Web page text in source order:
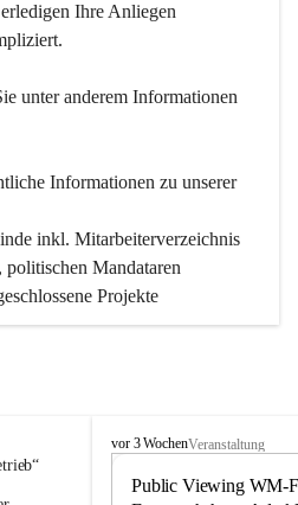
Ihre Anliegen
un­ter an­de­rem Informationen
Informationen zu unserer
inkl. Mitarbeiterverzeichnis
Mandataren
Projekte
A
vor 3 WochenVeranstaltung
Public Viewing WM-